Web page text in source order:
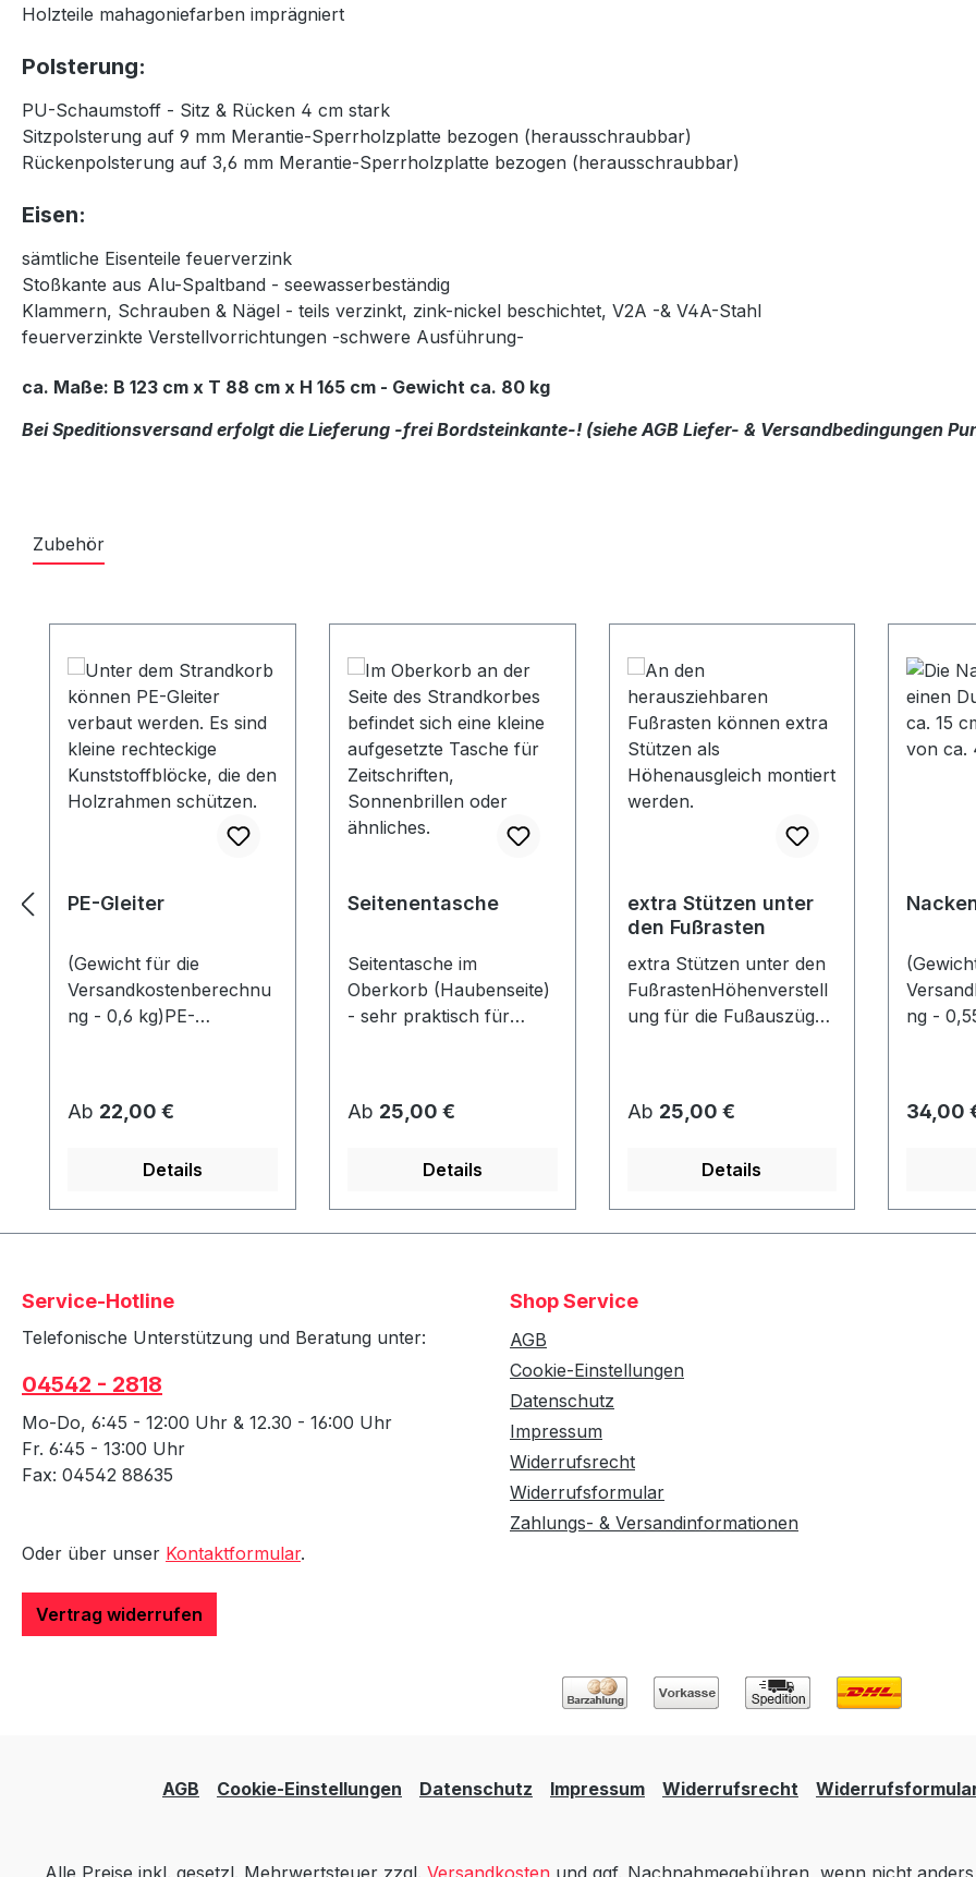
Holzteile mahagoniefarben imprägniert
Polsterung:
PU-Schaumstoff - Sitz & Rücken 4 cm stark
Sitzpolsterung auf 9 mm Merantie-Sperrholzplatte bezogen (herausschraubbar)
Rückenpolsterung auf 3,6 mm Merantie-Sperrholzplatte bezogen (herausschraubbar)
Eisen:
sämtliche Eisenteile feuerverzink
Stoßkante aus Alu-Spaltband - seewasserbeständig
Klammern, Schrauben & Nägel - teils verzinkt, zink-nickel beschichtet, V2A -& V4A-Stahl
feuerverzinkte Verstellvorrichtungen -schwere Ausführung-
ca. Maße: B 123 cm x T 88 cm x H 165 cm - Gewicht ca. 80 kg
Bei Speditionsversand erfolgt die Lieferung -frei Bordsteinkante-! (siehe AGB Liefer- & Versandbedingungen
Zubehör
PE-Gleiter
(Gewicht für die
Versandkostenberechnu
ng - 0,6 kg)PE-
angeschraubt und
vor Abrieb &
Regulärer Preis:
Ab 22,00 €
Details
Seitenentasche
Seitentasche im
Oberkorb (Haubenseite)
- sehr praktisch für
angebracht
Strandkorbauswahl!Nur
Regulärer Preis:
Ab 25,00 €
Details
extra Stützen unter
den Fußrasten
extra Stützen unter den
FußrastenHöhenverstell
ung für die Fußauszüge
4 Rollen unter dem Korb
Fremdmodellen
Regulärer Preis:
Ab 25,00 €
Details
ng -
34,00
Service-Hotline
Telefonische Unterstützung und Beratung unter:
04542 - 2818
Mo-Do, 6:45 - 12:00 Uhr & 12.30 - 16:00 Uhr
Fr. 6:45 - 13:00 Uhr
Fax: 04542 88635
Oder über unser Kontaktformular.
Vertrag widerrufen
Shop Service
AGB
Cookie-Einstellungen
Datenschutz
Impressum
Widerrufsrecht
Widerrufsformular
Zahlungs- & Versandinformationen
AGB Cookie-Einstellungen Datenschutz Impressum Widerrufsrecht
Alle Preise inkl. gesetzl. Mehrwertsteuer zzgl. Versandkosten und ggf. Nachnahmegebühren, wenn nicht